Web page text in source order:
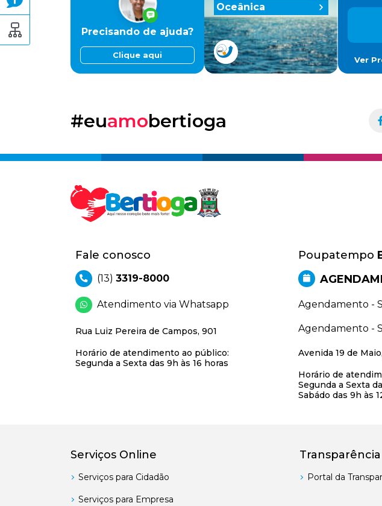
Oceânica
Precisando de ajuda?
Clique aqui Ver
#euamobertioga
Fale conosco
(13) 3319-8000
Atendimento via Whatsapp
Rua Luiz Pereira de Campos, 901
Horário de atendimento ao público:
Segunda a Sexta das 9h às 16 horas
Poupatempo
Agendamento -
Agendamento -
Avenida 19 de
Horário de
Segunda a Sexta
Sabádo das 9h às
Serviços Online
Serviços para Cidadão
Serviços para Empresa
Transparência
Portal da